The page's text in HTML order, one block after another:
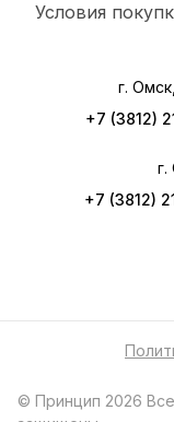
Условия
г.
+7 (3812)
+7 (3812)
© Принцип 2026